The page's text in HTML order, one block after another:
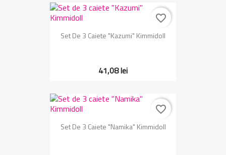
Set De 3 Caiete "Kazumi" Kimmidoll
41,08 lei
favorite_border
Set De 3 Caiete "Namika" Kimmidoll
favorite_border